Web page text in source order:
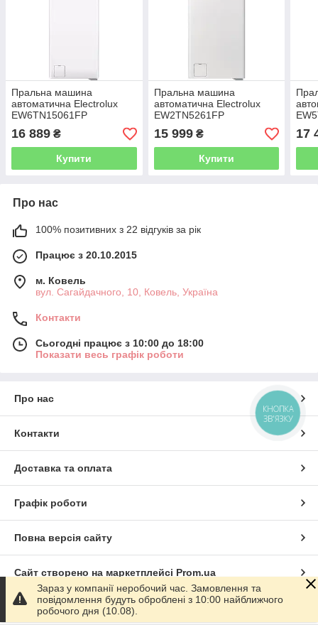
Пральна машина
автоматична Electrolux
EW6TN15061FP
16 889 ₴
Купити
Пральна машина
автоматична Electrolux
EW2TN5261FP
15 999₴
Купити
17
Про нас
100% позитивних з 22 відгуків за рік
Працює з 20.10.2015
м. Ковель
вул. Сагайдачного, 10, Ковель, Україна
Контакти
Сьогодні працює з 10:00 до 18:00
Показати весь графік роботи
Про нас
Контакти
Доставка та оплата
Графік роботи
Повна версія сайту
Сайт створено на маркетплейсі Prom.ua
Політика конфіденційності
Зараз у компанії неробочий час. Замовлення та
повідомлення будуть оброблені з 10:00 найближчого
робочого дня (10.08).
КНОПКА
ЗВ'ЯЗКУ